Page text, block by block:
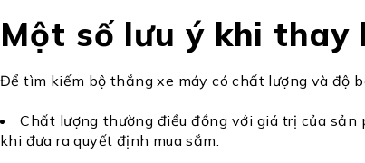
Một số lưu ý khi thay
Để tìm kiếm bộ thắng xe máy có chất lượng và độ
Chất lượng thường điều đồng với giá trị của
khi đưa ra quyết định mua sắm.